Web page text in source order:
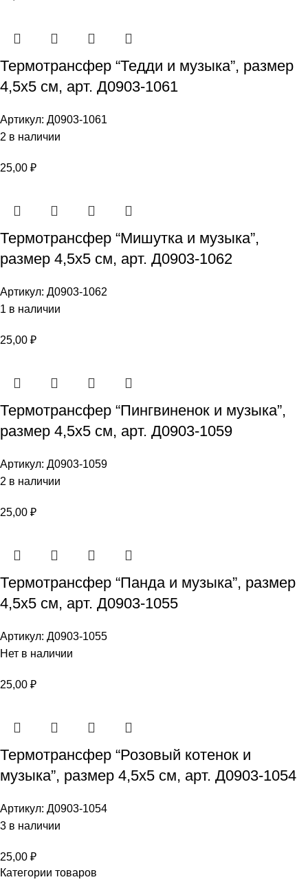
Термотрансфер “Тедди и музыка”, размер
4,5х5 см, арт. Д0903-1061
Артикул: Д0903-1061
2 в наличии
25,00 ₽
Термотрансфер “Мишутка и музыка”,
размер 4,5х5 см, арт. Д0903-1062
Артикул: Д0903-1062
1 в наличии
25,00 ₽
Термотрансфер “Пингвиненок и музыка”,
размер 4,5х5 см, арт. Д0903-1059
Артикул: Д0903-1059
2 в наличии
25,00 ₽
Термотрансфер “Панда и музыка”, размер
4,5х5 см, арт. Д0903-1055
Артикул: Д0903-1055
Нет в наличии
25,00 ₽
Термотрансфер “Розовый котенок и
музыка”, размер 4,5х5 см, арт. Д0903-1054
Артикул: Д0903-1054
3 в наличии
25,00 ₽
Категории товаров